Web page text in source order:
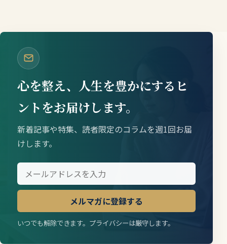
心を整え、人生を豊かにするヒ
ントをお届けします。
新着記事や特集、読者限定のコラムを週1回お届
けします。
メルマガに登録する
いつでも解除できます。プライバシーは厳守します。